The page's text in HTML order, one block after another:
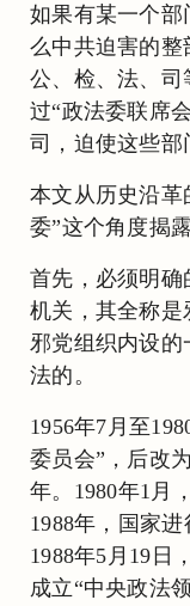
如果有某一个部
么中共迫害的整
公、检、法、司
过“政法委联席
司，迫使这些部
本文从历史沿革
委”这个角度揭
首先，必须明确
机关，其全称是
邪党组织内设的
法的。
1956年7月至
委员会”，后改
年。1980年1月
1988年，国家
1988年5月19日
成立“中央政法